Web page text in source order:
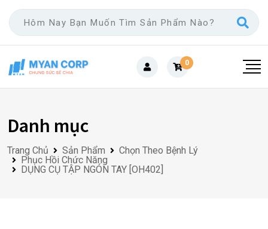
Skip
content
0
Danh mục
Trang Chủ Sản Phẩm
Chọn Theo Bệnh Lý
Phục Hồi Chức Năng
DỤNG CỤ TẬP NGÓN TAY [OH402]